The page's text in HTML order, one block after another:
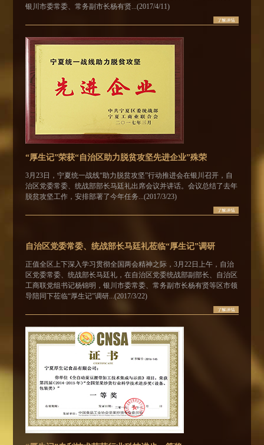
银川市委常委、常务副市长杨有贤...(2017/4/11)
“厚生记”荣获“自治区助力脱贫攻坚先进企业”殊荣
3月23日，宁夏统一战线“助力脱贫攻坚”行动推进会在银川召开，自
治区党委常委、统战部部长马廷礼出席会议并讲话。会议总结了去年
脱贫攻坚工作，安排部署了今年任务...(2017/3/23)
自治区党委常委、统战部长马廷礼莅临“厚生记”调研
正值全区上下深入学习贯彻全国两会精神之际，3月22日上午，自治
区党委常委、统战部长马廷礼，在自治区党委统战部副部长、自治区
工商联党组书记杨锦明，银川市委常委、常务副市长杨有贤等区市领
导陪同下莅临“厚生记”调研...(2017/3/22)